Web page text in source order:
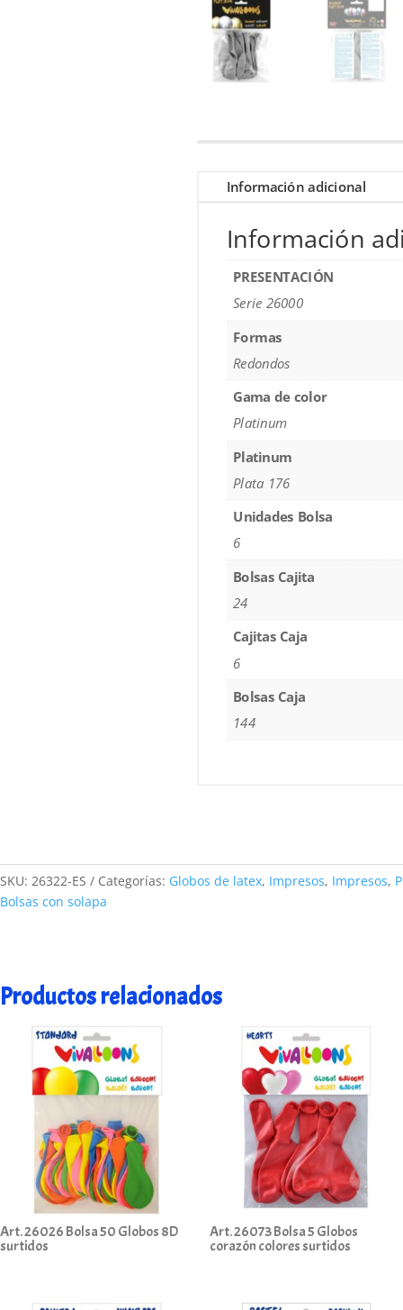
Información adicional
Información
PRESENTACIÓN
Serie 26000
Formas
Redondos
Gama de color
Platinum
Platinum
Plata 176
Unidades Bolsa
6
Bolsas Cajita
24
Cajitas Caja
6
Bolsas Caja
144
SKU: 26322-ES Categorías: Globos de latex, Impresos, Impresos,
Bolsas con solapa
Productos relacionados
Art. 26026 Bolsa 50 Globos 8D
surtidos
Art. 26073 Bolsa 5 Globos
corazón colores surtidos